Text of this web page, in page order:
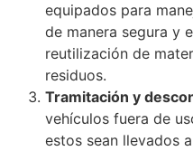
equipados para
de manera segura y
reutilización de
residuos.
Tramitación y
vehículos fuera de
estos sean llevados